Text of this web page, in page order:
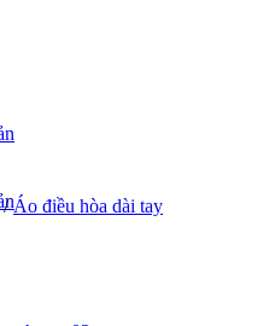
/ Áo điều hòa dài tay